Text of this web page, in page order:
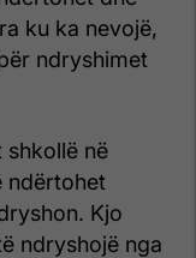
ku ka nevojë,
ndryshimet
shkollë në
ndërtohet
Kjo
ndryshojë nga